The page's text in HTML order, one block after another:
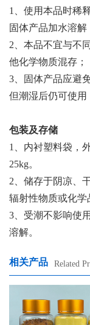
1
、使用本品时稀
固体产品加水溶解
2 、本品不宜与不
他化学物质混存；
3 、固体产品应避
但潮湿后仍可使用
包装及存储
1
、内衬塑料袋，
25kg。
2 、储存于阴凉、
辐射性物质或化学
3 、受潮不影响使
溶解。
相关产品 Related